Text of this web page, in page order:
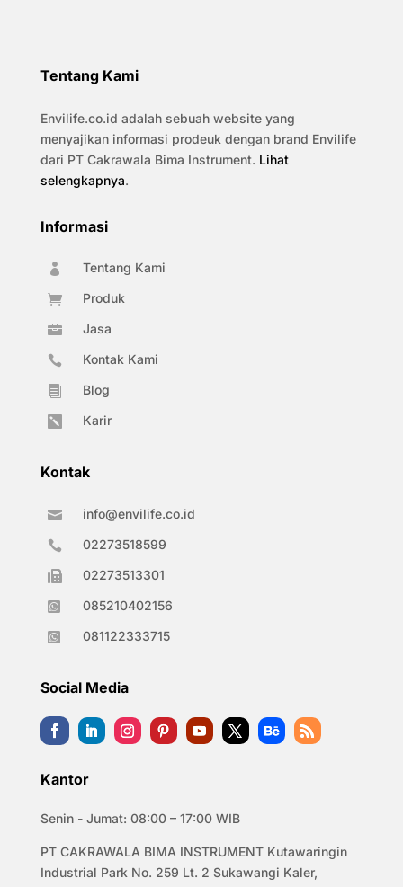
Tentang Kami
Envilife.co.id adalah sebuah website yang
menyajikan informasi prodeuk dengan brand Envilife
dari PT Cakrawala Bima Instrument. Lihat
selengkapnya.
Informasi
 Tentang Kami
 Produk
 Jasa
 Kontak Kami
 Blog
 Karir
Kontak
 info@envilife.co.id
 02273518599
 02273513301
 085210402156
 081122333715
Social Media
Kantor
Senin - Jumat: 08:00 – 17:00 WIB
PT CAKRAWALA BIMA INSTRUMENT Kutawaringin
Industrial Park No. 259 Lt. 2 Sukawangi Kaler,